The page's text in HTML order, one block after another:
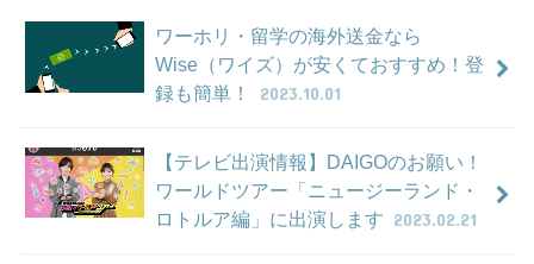
ワーホリ・留学の海外送金なら
Wise（ワイズ）が安くておすすめ！登
録も簡単！
2023.10.01
【テレビ出演情報】DAIGOのお願い！
ワールドツアー「ニュージーランド・
ロトルア編」に出演します 2023.02.21